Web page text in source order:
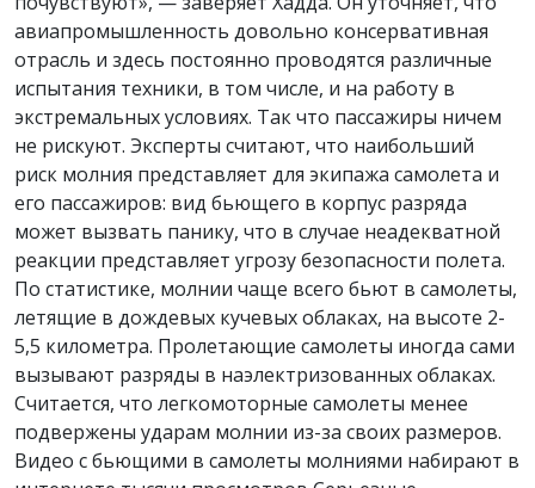
авиапромышленность довольно консервативная
отрасль и здесь постоянно проводятся различные
испытания техники, в том числе, и на работу в
экстремальных условиях. Так что пассажиры ничем
не рискуют. Эксперты считают, что наибольший
риск молния представляет для экипажа самолета и
его пассажиров: вид бьющего в корпус разряда
может вызвать панику, что в случае неадекватной
реакции представляет угрозу безопасности полета.
По статистике, молнии чаще всего бьют в самолеты,
летящие в дождевых кучевых облаках, на высоте 2-
5,5 километра. Пролетающие самолеты иногда сами
вызывают разряды в наэлектризованных облаках.
Считается, что легкомоторные самолеты менее
подвержены ударам молнии из-за своих размеров.
Видео с бьющими в самолеты молниями набирают в